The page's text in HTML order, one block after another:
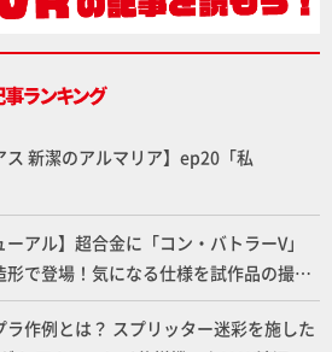
ス 新潔のアルマリア】ep20「私
ーアル】超合金に「コン・バトラーV」
形で登場！気になる仕様を試作品の撮り
介!!さらに「大鉄人17」＆「ワンエイ
報もお届け！【超合金の魂】
ラ作例とは？ スプリッター迷彩を施した